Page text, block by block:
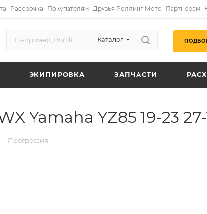
Рассрочка Покупателям Друзья Роллинг Мото Партнёрам
Каталог
ЭКИПИРОВКА ЗАПЧАСТИ
Yamaha YZ85 19-23 27-
Прогрессия